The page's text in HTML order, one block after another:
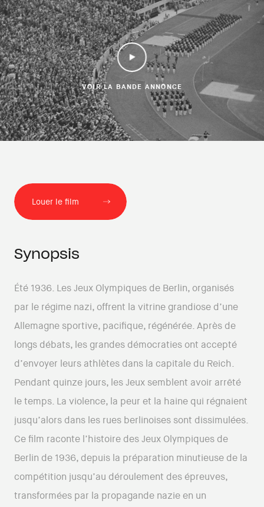
VOIR LA BANDE ANNONCE
Synopsis
Été 1936. Les Jeux Olympiques de Berlin, organisés
par le régime nazi, offrent la vitrine grandiose d’une
Allemagne sportive, pacifique, régénérée. Après de
longs débats, les grandes démocraties ont accepté
d’envoyer leurs athlètes dans la capitale du Reich.
Pendant quinze jours, les Jeux semblent avoir arrêté
le temps. La violence, la peur et la haine qui régnaient
jusqu’alors dans les rues berlinoises sont dissimulées.
Ce film raconte l’histoire des Jeux Olympiques de
Berlin de 1936, depuis la préparation minutieuse de la
compétition jusqu’au déroulement des épreuves,
transformées par la propagande nazie en un
Louer le film